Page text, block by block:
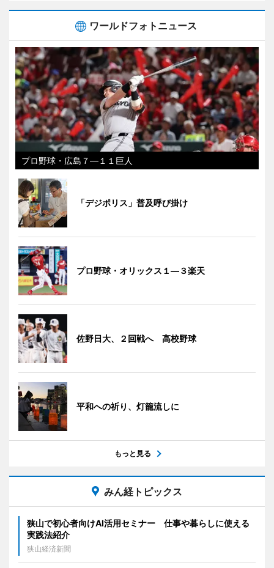
ワールドフォトニュース
プロ野球・広島７―１１巨人
「デジポリス」普及呼び掛け
プロ野球・オリックス１―３楽天
佐野日大、２回戦へ 高校野球
平和への祈り、灯籠流しに
もっと見る
みん経トピックス
狭山で初心者向けAI活用セミナー 仕事や暮らしに使える
実践法紹介
狭山経済新聞